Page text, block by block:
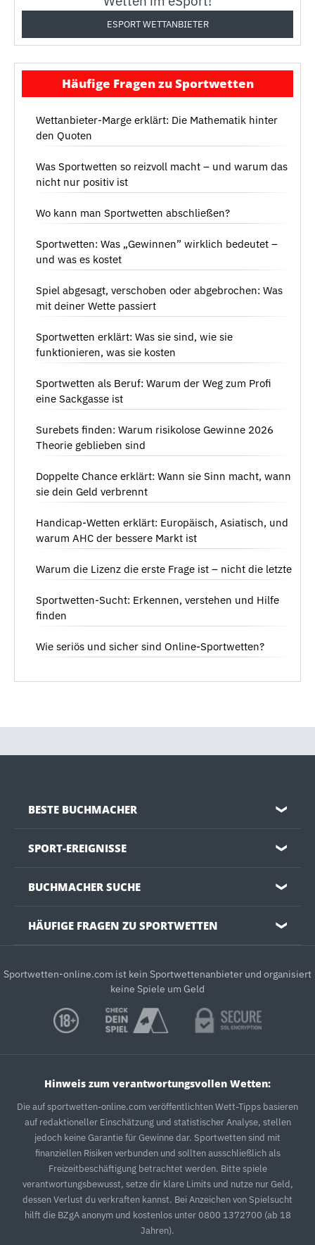
ESPORT WETTANBIETER
Häufige Fragen zu Sportwetten
Wettanbieter-Marge erklärt: Die Mathematik hinter
den Quoten
Was Sportwetten so reizvoll macht – und warum das
nicht nur positiv ist
Wo kann man Sportwetten abschließen?
Sportwetten: Was „Gewinnen” wirklich bedeutet –
und was es kostet
Spiel abgesagt, verschoben oder abgebrochen: Was
mit deiner Wette passiert
Sportwetten erklärt: Was sie sind, wie sie
funktionieren, was sie kosten
Sportwetten als Beruf: Warum der Weg zum Profi
eine Sackgasse ist
Surebets finden: Warum risikolose Gewinne 2026
Theorie geblieben sind
Doppelte Chance erklärt: Wann sie Sinn macht, wann
sie dein Geld verbrennt
Handicap-Wetten erklärt: Europäisch, Asiatisch, und
warum AHC der bessere Markt ist
Warum die Lizenz die erste Frage ist – nicht die letzte
Sportwetten-Sucht: Erkennen, verstehen und Hilfe
finden
Wie seriös und sicher sind Online-Sportwetten?
BESTE BUCHMACHER ❯
SPORT-EREIGNISSE ❯
BUCHMACHER SUCHE ❯
HÄUFIGE FRAGEN ZU SPORTWETTEN ❯
Sportwetten-online.com ist kein Sportwettenanbieter und organisiert
keine Spiele um Geld
Hinweis zum verantwortungsvollen Wetten:
Die auf sportwetten-online.com veröffentlichten Wett-Tipps basieren
auf redaktioneller Einschätzung und statistischer Analyse, stellen
jedoch keine Garantie für Gewinne dar. Sportwetten sind mit
finanziellen Risiken verbunden und sollten ausschließlich als
Freizeitbeschäftigung betrachtet werden. Bitte spiele
verantwortungsbewusst, setze dir klare Limits und nutze nur Geld,
dessen Verlust du verkraften kannst. Bei Anzeichen von Spielsucht
hilft die BZgA anonym und kostenlos unter 0800 1372700 (ab 18
Jahren).